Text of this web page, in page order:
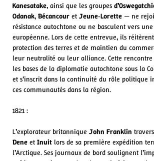
Kanesatake, ainsi que les groupes
Odanak, Bécancour et Jeune‑Lorette — ne
résistance autochtone ou ne basculent vers
européenne. Lors de cette entrevue, ils réitèrent
protection des terres et de maintien du
leur neutralité ou leur alliance. Cette
les bases de la diplomatie autochtone sous la
et s’inscrit dans la continuité du rôle politique
ces communautés dans la région.
1821 :
L’explorateur britannique John Franklin
Dene et Inuit lors de sa première expédition
l’Arctique. Ses journaux de bord soulignent